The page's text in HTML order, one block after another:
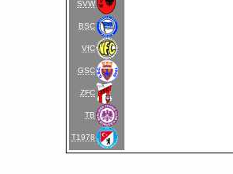
SVW
BSC
VfC
GSC
ZFC
TB
T1978